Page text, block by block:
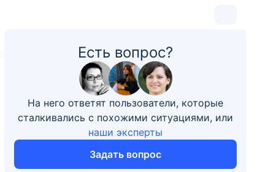
Есть вопрос?
На него ответят пользователи, которые
сталкивались с похожими ситуациями, или
наши эксперты
Задать вопрос